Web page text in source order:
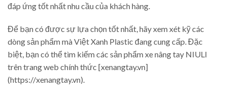
đáp ứng tốt nhất nhu cầu của khách hàng.
Để bạn có được sự lựa chọn tốt nhất, hãy xem xét kỹ các
dòng sản phẩm mà Việt Xanh Plastic đang cung cấp. Đặc
biệt, bạn có thể tìm kiếm các sản phẩm xe nâng tay NIULI
trên trang web chính thức [xenangtay.vn]
(https://xenangtay.vn).